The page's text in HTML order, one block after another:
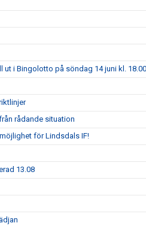
i Bingolotto på söndag 14 juni kl.
rådande situation
för Lindsdals IF!
13.08